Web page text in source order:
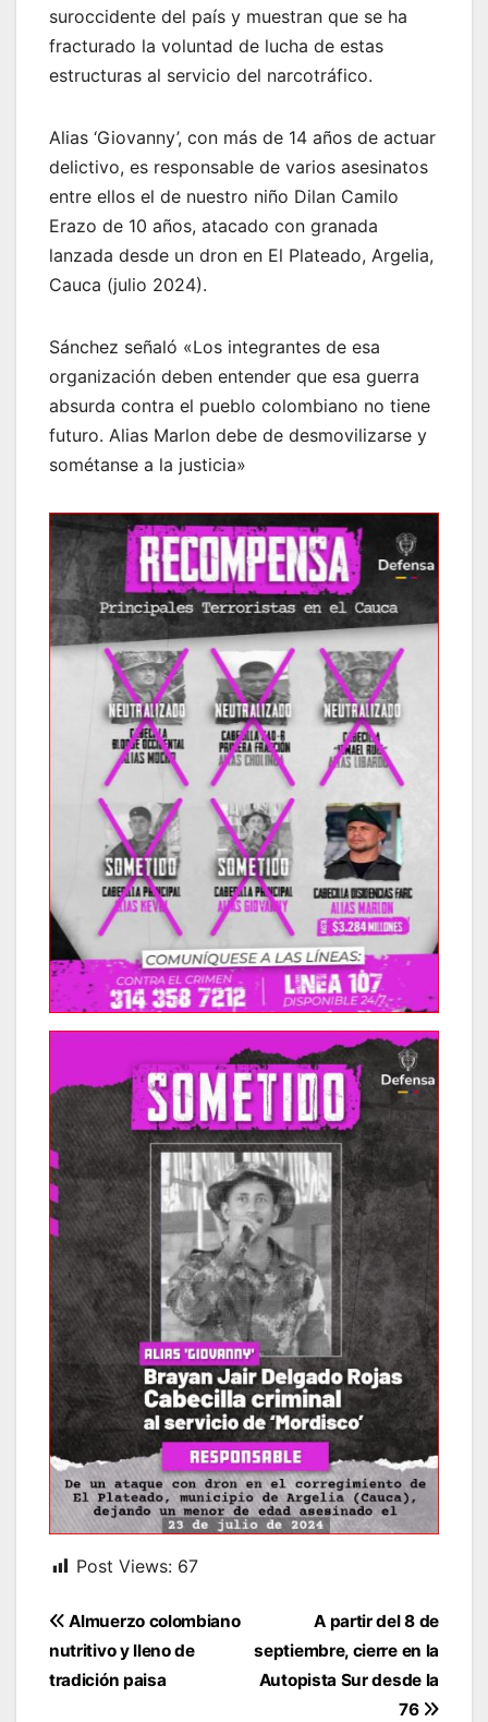
suroccidente del país y muestran que se ha
fracturado la voluntad de lucha de estas
estructuras al servicio del narcotráfico.
Alias ‘Giovanny’, con más de 14 años de actuar
delictivo, es responsable de varios asesinatos
entre ellos el de nuestro niño Dilan Camilo
Erazo de 10 años, atacado con granada
lanzada desde un dron en El Plateado, Argelia,
Cauca (julio 2024).
Sánchez señaló «Los integrantes de esa
organización deben entender que esa guerra
absurda contra el pueblo colombiano no tiene
futuro. Alias Marlon debe de desmovilizarse y
sométanse a la justicia»
Post Views: 67
Navegación
de
entradas
A partir del 8 de
septiembre, cierre en la
Autopista Sur desde la
76
Almuerzo colombiano
nutritivo y lleno de
tradición paisa